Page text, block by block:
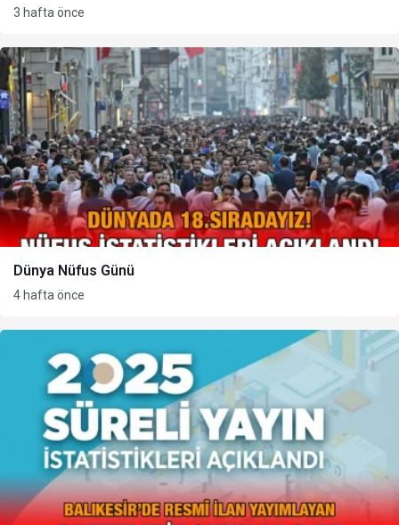
3 hafta önce
Dünya Nüfus Günü
4 hafta önce